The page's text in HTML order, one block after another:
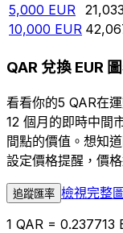
5,000 EUR
10,000 EUR
QAR 兌換 EUR
看看你的5 QAR在
12 個月的即時中間
間點的價值。想知
設定價格提醒，價
追蹤匯率 檢視完整
1 QAR = 0.237713